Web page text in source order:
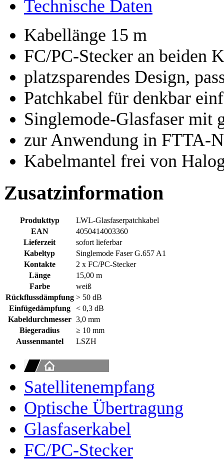
Technische Daten
Kabellänge 15 m
FC/PC-Stecker an beiden
platzsparendes Design,
Patchkabel für denkbar
Singlemode-Glasfaser mit
zur Anwendung in FTTA-
Kabelmantel frei von
Zusatzinformation
Produkttyp
LWL-Glasfaserpatchkabel
EAN
4050414003360
Lieferzeit
sofort lieferbar
Kabeltyp
Singlemode Faser G.657 A1
Kontakte
2 x FC/PC-Stecker
Länge
15,00 m
Farbe
weiß
Rückflussdämpfung > 50 dB
Einfügedämpfung
< 0,3 dB
Kabeldurchmesser 3,0 mm
Biegeradius
≥ 10 mm
Aussenmantel
LSZH
Satellitenempfang
Optische Übertragung
Glasfaserkabel
FC/PC-Stecker